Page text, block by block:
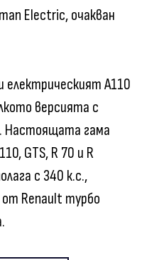
Electric, очакван
A110
версията с
Настоящата гама
GTS, R 70 и R
с 340 к.с.,
Renault турбо